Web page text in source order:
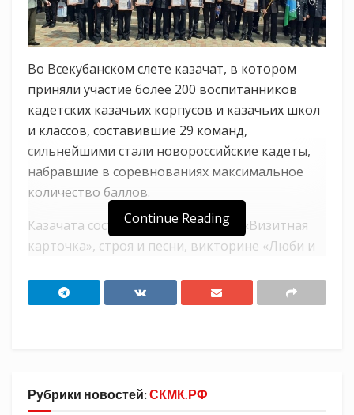
Во Всекубанском слете казачат, в котором
приняли участие более 200 воспитанников
кадетских казачьих корпусов и казачьих школ
и классов, составившие 29 команд,
сильнейшими стали новороссийские кадеты,
набравшие в соревнованиях максимальное
количество баллов.
Казачата состязались в конкурсах «Визитная
карточка», строя и песни, викторине «Люби и
соревнованиях по легкой атлетике и
подтягивании на перекладине.
корпуса Вадим Порывай. — От победы
Continue Reading
Рубрики новостей:СКМК.РФ